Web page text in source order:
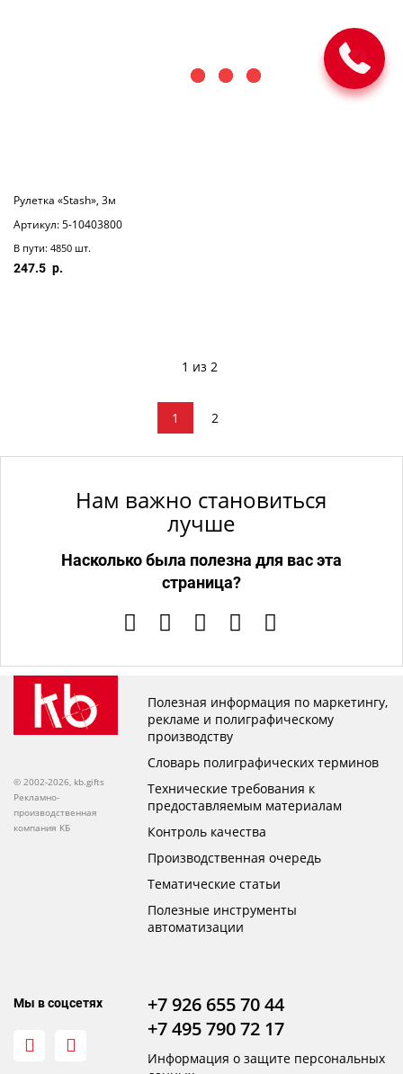
Рулетка «Stash», 3м
Артикул: 5-10403800
В пути: 4850 шт.
247.5
1 из 2
1 2
Нам важно становиться
лучше
Насколько была полезна для вас эта
страница?
© 2002-2026, kb.gifts
Рекламно-
производственная
компания КБ
Полезная информация по маркетингу,
рекламе и полиграфическому
производству
Словарь полиграфических терминов
Технические требования к
предоставляемым материалам
Контроль качества
Производственная очередь
Тематические статьи
Полезные инструменты
автоматизации
Мы в соцсетях
+7 926 655 70 44
+7 495 790 72 17
Информация о защите персональных